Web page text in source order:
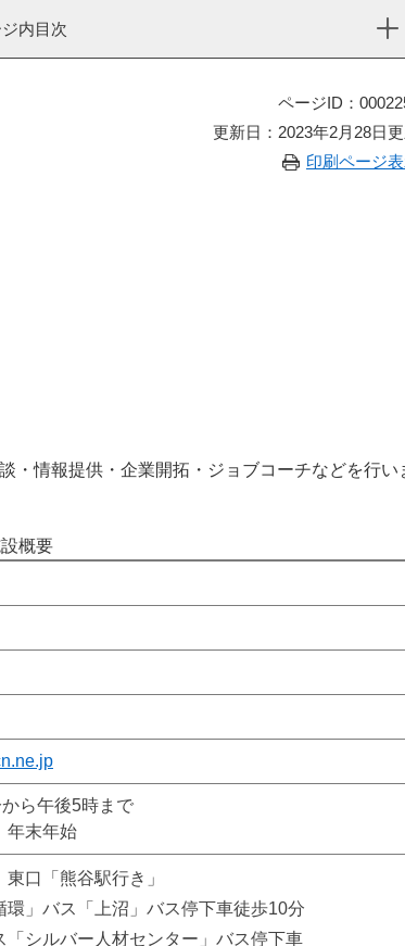
内目次
ページID：
更新日：2023年2月28日
印刷ページ
情報提供・企業開拓・ジョブコーチなどを行い
概要
ら午後5時まで
年末年始
口「熊谷駅行き」
環」バス「上沼」バス停下車徒歩10分
「シルバー人材センター」バス停下車